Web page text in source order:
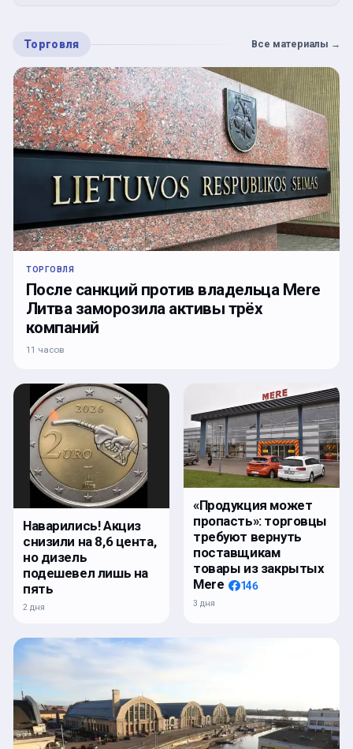
Торговля Все материалы →
ТОРГОВЛЯ
После санкций против владельца Mere
Литва заморозила активы трёх
компаний
11 часов
Наварились! Акциз
снизили на 8,6 цента,
но дизель
подешевел лишь на
пять
2 дня
«Продукция может
пропасть»: торговцы
требуют вернуть
поставщикам
товары из закрытых
Mere
146
3 дня